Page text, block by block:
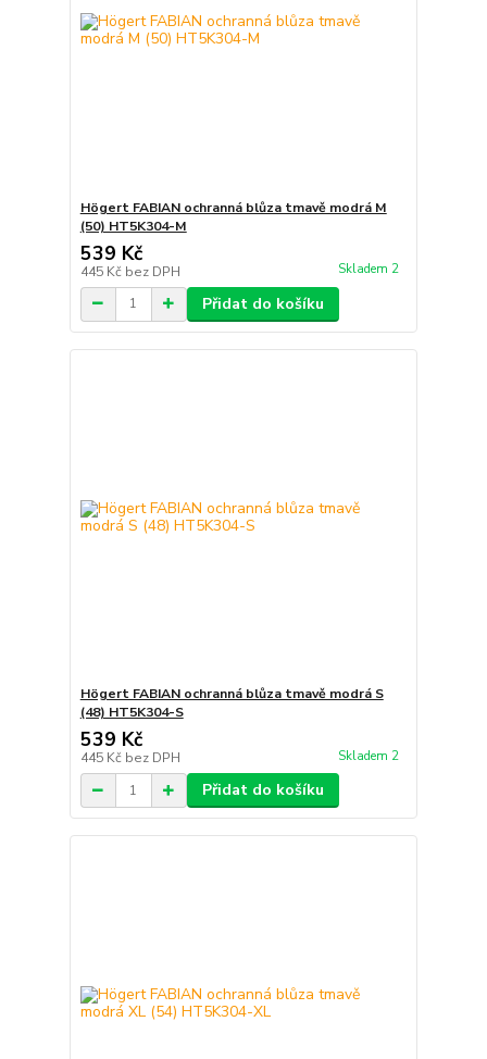
Högert FABIAN ochranná blůza tmavě modrá M
(50) HT5K304-M
539 Kč
445 Kč bez DPH Skladem 2
Přidat do košíku
Högert FABIAN ochranná blůza tmavě modrá S
(48) HT5K304-S
539 Kč
445 Kč bez DPH Skladem 2
Přidat do košíku